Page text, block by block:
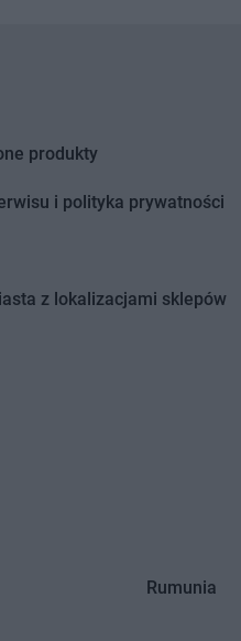
produkty
i polityka prywatności
z lokalizacjami sklepów
Rumunia